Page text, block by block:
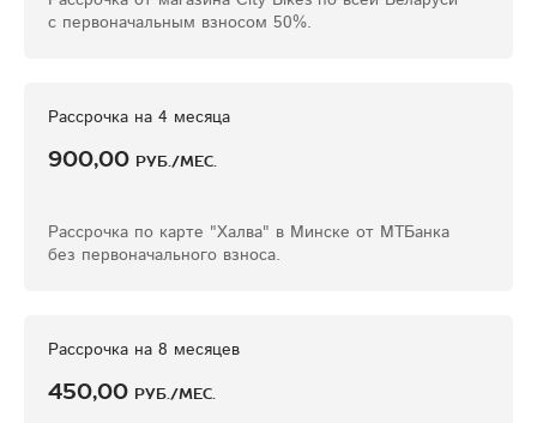
с первоначальным взносом 50%.
Рассрочка на 4 месяца
900,00 руб./мес.
Рассрочка по карте "Халва" в Минске от МТБанка
без первоначального взноса.
Рассрочка на 8 месяцев
450,00 руб./мес.